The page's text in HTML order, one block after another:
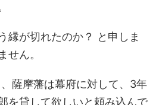
縁が切れたのか？ と申しま
せん。
薩摩藩は幕府に対して、3年
を貸して欲しいと頼み込んで